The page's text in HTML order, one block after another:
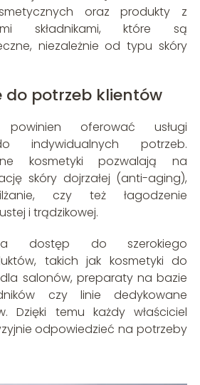
oraz produkty z
składnikami, które są
niezależnie od typu skóry
do potrzeb klientów
oferować usługi
indywidualnych potrzeb.
kosmetyki pozwalają na
skóry dojrzałej (anti-aging),
czy też łagodzenie
i trądzikowej.
dostęp do szerokiego
takich jak kosmetyki do
salonów, preparaty na bazie
czy linie dedykowane
Dzięki temu każdy właściciel
odpowiedzieć na potrzeby